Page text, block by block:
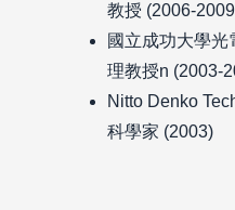
教授 (2006-
國立成功大學光
理教授n (2003-
Nitto Denko
科學家 (2003)